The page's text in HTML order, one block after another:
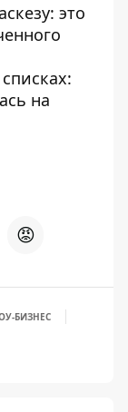
это
на
😡
БИЗНЕС